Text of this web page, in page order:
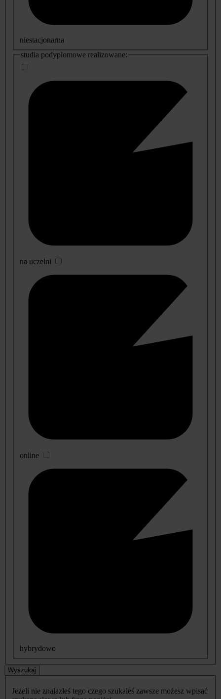
niestacjonarna
studia podyplomowe realizowane:
na uczelni
online
hybrydowo
Wyszukaj
Jeżeli nie znalazłeś tego czego szukałeś zawsze możesz wpisać